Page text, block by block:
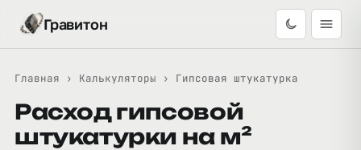
Гравитон
Главная › Калькуляторы › Гипсовая штукатурка
Расход гипсовой
штукатурки на м²